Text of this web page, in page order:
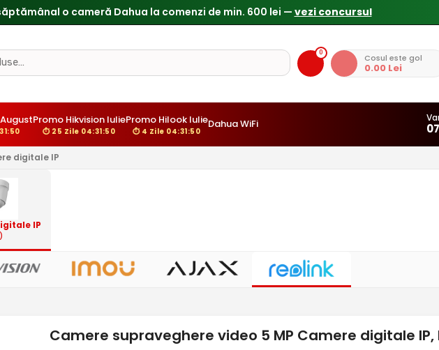
o cameră Dahua la comenzi de min. 600 lei — vezi concursul
0 Cosul este gol
0.00 Lei
Promo Hikvision Iulie
⏱ 25 Zile 04:31:49
Promo Hilook Iulie
⏱ 4 Zile 04:31:49
Dahua WiFi
digitale IP
IP
Camere supraveghere video 5 MP Camere digitale IP,